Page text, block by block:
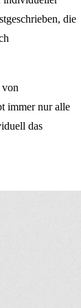
die
von
immer nur alle
das